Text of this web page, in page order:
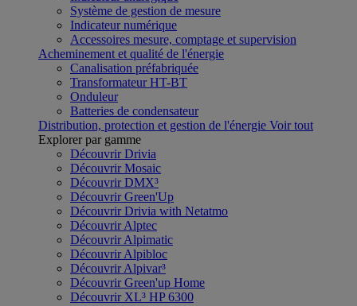
Système de gestion de mesure
Indicateur numérique
Accessoires mesure, comptage et supervision
Acheminement et qualité de l'énergie
Canalisation préfabriquée
Transformateur HT-BT
Onduleur
Batteries de condensateur
Distribution, protection et gestion de l'énergie Voir tout
Explorer par gamme
Découvrir Drivia
Découvrir Mosaic
Découvrir DMX³
Découvrir Green'Up
Découvrir Drivia with Netatmo
Découvrir Alptec
Découvrir Alpimatic
Découvrir Alpibloc
Découvrir Alpivar³
Découvrir Green'up Home
Découvrir XL³ HP 6300